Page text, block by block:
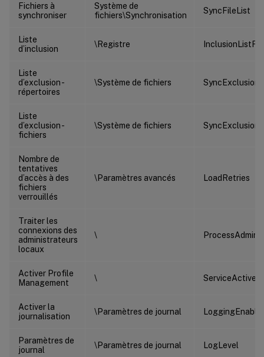
Fichiers à
synchroniser
Système de
fichiers\Synchronisation
SyncFileList
Liste
d’inclusion
\Registre
Liste
d’exclusion -
répertoires
\Système de fichiers
Liste
d’exclusion -
fichiers
\Système de fichiers
Nombre de
tentatives
d’accès à des
fichiers
verrouillés
\Paramètres avancés LoadRetries
Traiter les
connexions des
administrateurs
locaux
\ ProcessAdmin
Activer Profile
Management
\ ServiceActive
Activer la
journalisation
\Paramètres de journal
Paramètres de
journal
\Paramètres de journal LogLevel